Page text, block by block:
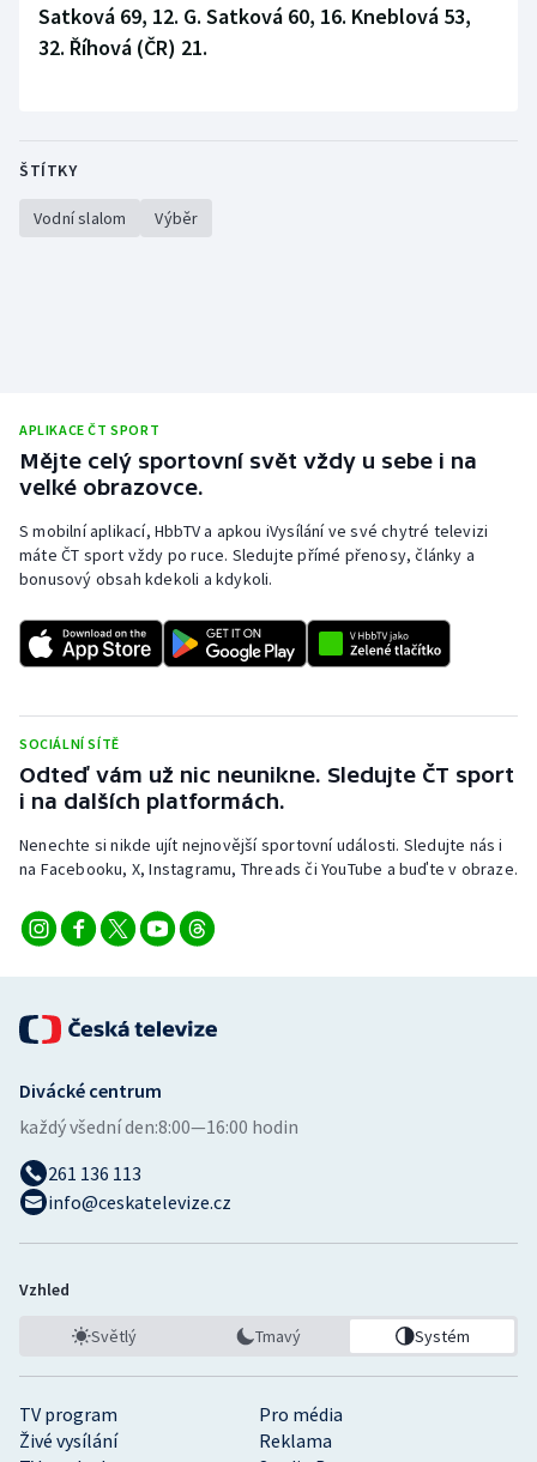
Satková 69, 12. G. Satková 60, 16. Kneblová 53,
32. Říhová (ČR) 21.
ŠTÍTKY
Vodní slalom Výběr
APLIKACE ČT SPORT
Mějte celý sportovní svět vždy u sebe i na
velké obrazovce.
S mobilní aplikací, HbbTV a apkou iVysílání ve své chytré televizi
máte ČT sport vždy po ruce. Sledujte přímé přenosy, články a
bonusový obsah kdekoli a kdykoli.
SOCIÁLNÍ SÍTĚ
Odteď vám už nic neunikne. Sledujte ČT sport
i na dalších platformách.
Nenechte si nikde ujít nejnovější sportovní události. Sledujte nás i
na Facebooku, X, Instagramu, Threads či YouTube a buďte v obraze.
TV program
Pro média
Živé vysílání
Reklama
Divácké centrum
každý všední den:8:00—16:00 hodin
261 136 113
info@ceskatelevize.cz
Vzhled
Světlý Tmavý Systém